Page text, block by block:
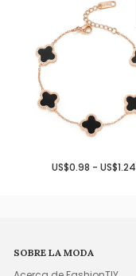
US$0.98 - US$1.24
SOBRE LA MODA